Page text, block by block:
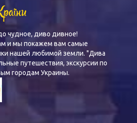
чудное, диво дивное!
и мы покажем вам самые
нашей любимой земли. "Дива
путешествия, экскурсии по
городам Украины.